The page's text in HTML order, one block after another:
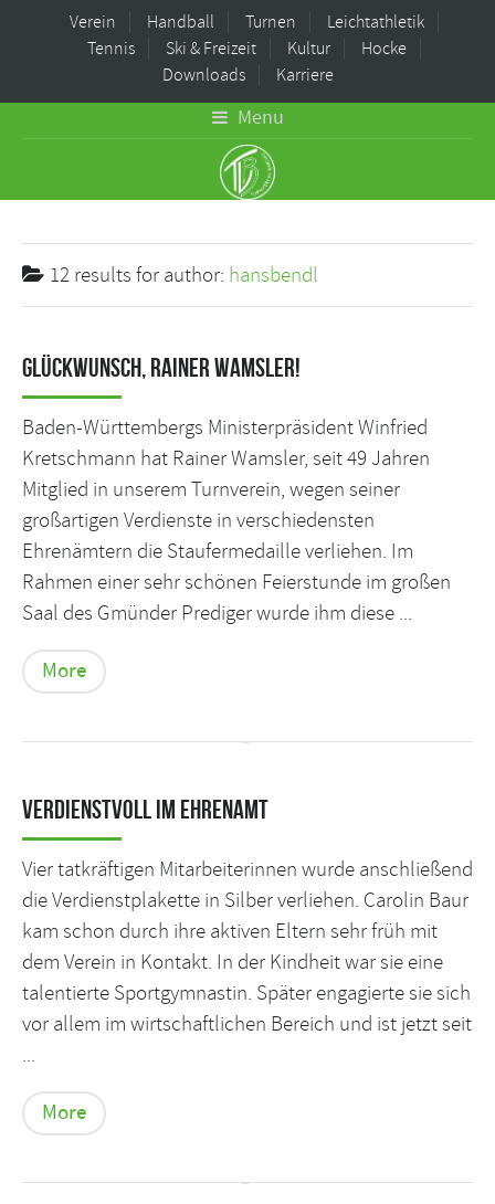
Verein Handball Turnen
Leichtathletik
Tennis
Ski & Freizeit Kultur
Hocke
Downloads
Karriere
Menu
12 results for author: hansbendl
Glückwunsch, Rainer Wamsler!
Baden-Württembergs Ministerpräsident Winfried
Kretschmann hat Rainer Wamsler, seit 49 Jahren
Mitglied in unserem Turnverein, wegen seiner
großartigen Verdienste in verschiedensten
Ehrenämtern die Staufermedaille verliehen. Im
Rahmen einer sehr schönen Feierstunde im großen
Saal des Gmünder Prediger wurde ihm diese ...
More
Verdienstvoll im Ehrenamt
Vier tatkräftigen Mitarbeiterinnen wurde anschließend
die Verdienstplakette in Silber verliehen. Carolin Baur
kam schon durch ihre aktiven Eltern sehr früh mit
dem Verein in Kontakt. In der Kindheit war sie eine
talentierte Sportgymnastin. Später engagierte sie sich
vor allem im wirtschaftlichen Bereich und ist jetzt seit
...
More